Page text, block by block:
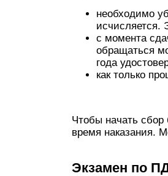
необходимо
исчисляется.
с момента
обращаться
года
как только
Чтобы начать сбор
время наказания.
Экзамен по